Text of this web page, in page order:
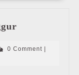
Murah
0 Comment